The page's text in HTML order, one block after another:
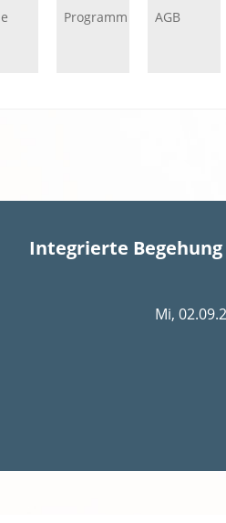
Programm AGB
Integrierte
Mi,